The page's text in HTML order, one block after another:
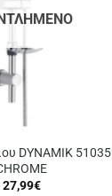
DYNAMIK 51035
27,99€